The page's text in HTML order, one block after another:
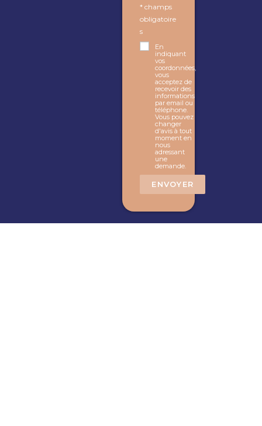
* champs
obligatoire
s
En
indiquant
vos
coordonnées,
vous
acceptez de
recevoir des
informations
par email ou
téléphone.
Vous pouvez
changer
d'avis à tout
moment en
nous
adressant
une
demande.
ENVOYER